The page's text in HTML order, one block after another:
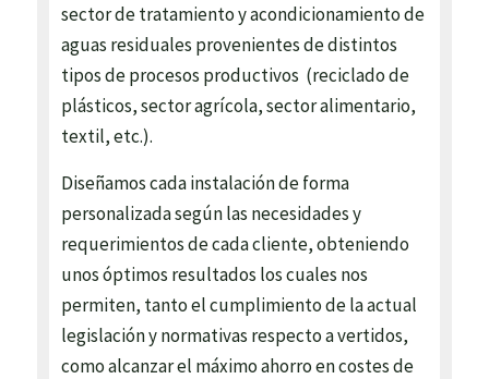
sector de tratamiento y acondicionamiento de
aguas residuales provenientes de distintos
tipos de procesos productivos (reciclado de
plásticos, sector agrícola, sector alimentario,
textil, etc.).
Diseñamos cada instalación de forma
personalizada según las necesidades y
requerimientos de cada cliente, obteniendo
unos óptimos resultados los cuales nos
permiten, tanto el cumplimiento de la actual
legislación y normativas respecto a vertidos,
como alcanzar el máximo ahorro en costes de